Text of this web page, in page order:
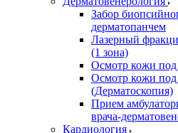
Забор
дерматопанчем
Лазерный
(1 зона)
Осмотр кожи
Осмотр кожи
(Дерматоскопия)
Прием
врача-
Кардиология